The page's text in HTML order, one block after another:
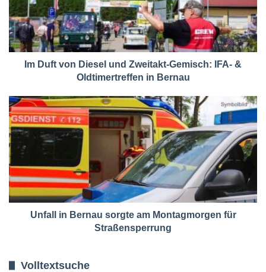
Im Duft von Diesel und Zweitakt-Gemisch: IFA- &
Oldtimertreffen in Bernau
Unfall in Bernau sorgte am Montagmorgen für
Straßensperrung
Volltextsuche